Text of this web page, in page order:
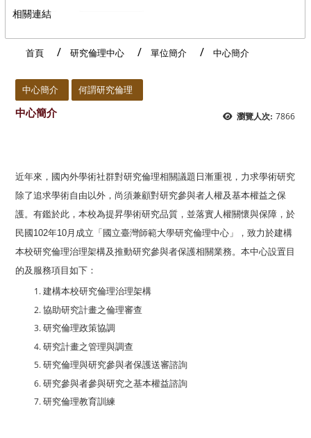
相關連結
首頁 研究倫理中心 單位簡介 中心簡介
中心簡介 何謂研究倫理
瀏覽人次: 7866
中心簡介
近年來，國內外學術社群對研究倫理相關議題日漸重視，力求學術研究
除了追求學術自由以外，尚須兼顧對研究參與者人權及基本權益之保
護。有鑑於此，本校為提昇學術研究品質，並落實人權關懷與保障，於
民國102年10 月成立「國立臺灣師範大學研究倫理中心」，致力於建構
本校研究倫理治理架構及推動研究參與者保護相關業務。本中心設置目
的及服務項目如下：
建構本校研究倫理治理架構
協助研究計畫之倫理審查
研究倫理政策協調
研究計畫之管理與調查
研究倫理與研究參與者保護送審諮詢
研究參與者參與研究之基本權益諮詢
研究倫理教育訓練